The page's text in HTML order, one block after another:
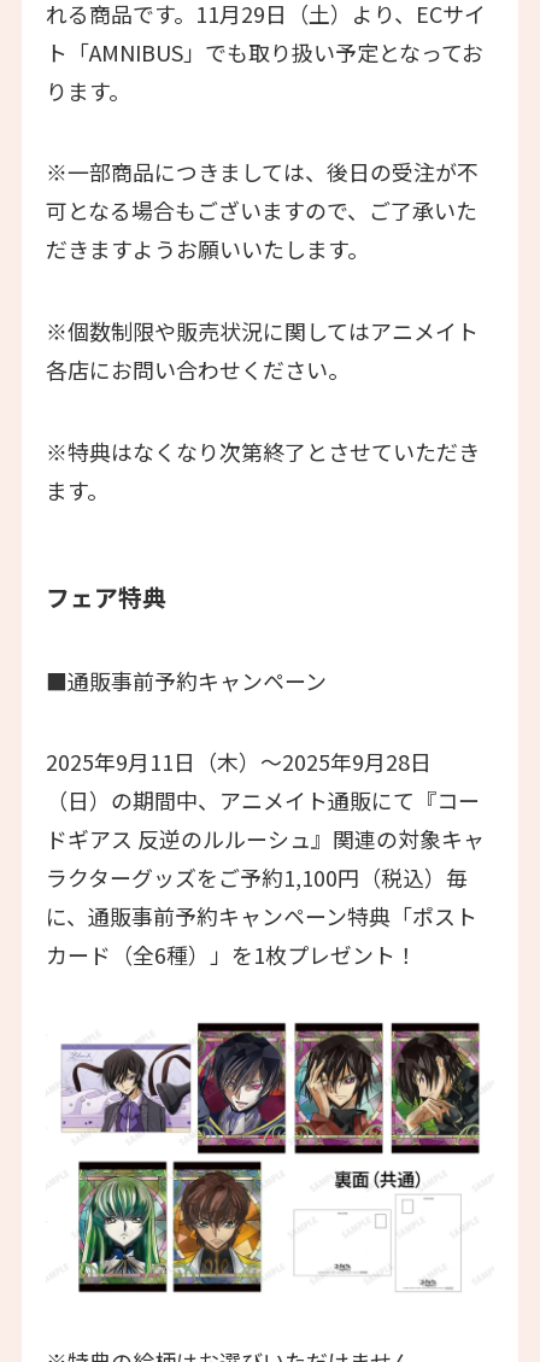
れる商品です。11月29日（土）より、ECサイ
ト「AMNIBUS」でも取り扱い予定となってお
ります。
※一部商品につきましては、後日の受注が不
可となる場合もございますので、ご了承いた
だきますようお願いいたします。
※個数制限や販売状況に関してはアニメイト
各店にお問い合わせください。
※特典はなくなり次第終了とさせていただき
ます。
フェア特典
■通販事前予約キャンペーン
2025年9月11日（木）～2025年9月28日
（日）の期間中、アニメイト通販にて『コー
ドギアス 反逆のルルーシュ』関連の対象キャ
ラクターグッズをご予約1,100円（税込）毎
に、通販事前予約キャンペーン特典「ポスト
カード（全6種）」を1枚プレゼント！